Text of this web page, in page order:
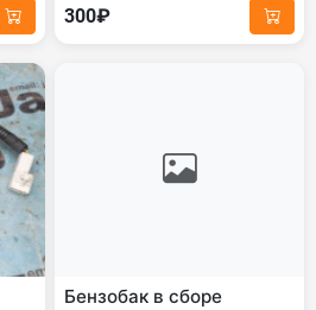
300₽
Бензобак в сборе